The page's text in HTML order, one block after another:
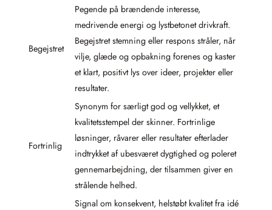
Begejstret
Pegende på brændende interesse,
medrivende energi og lystbetonet drivkraft.
Begejstret stemning eller respons stråler, når
vilje, glæde og opbakning forenes og kaster
et klart, positivt lys over ideer, projekter eller
resultater.
Fortrinlig
Synonym for særligt god og vellykket, et
kvalitetsstempel der skinner. Fortrinlige
løsninger, råvarer eller resultater efterlader
indtrykket af ubesværet dygtighed og poleret
gennemarbejdning, der tilsammen giver en
strålende helhed.
Signal om konsekvent, helstøbt kvalitet fra idé